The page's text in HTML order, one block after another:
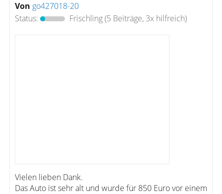
Von go427018-20
Status:
Frischling(5 Beiträge, 3x hilfreich)
Vielen lieben Dank.
Das Auto ist sehr alt und wurde für 850 Euro vor einem